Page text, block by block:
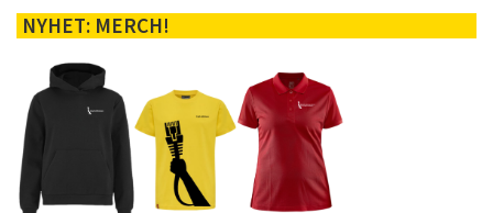
NYHET: MERCH!